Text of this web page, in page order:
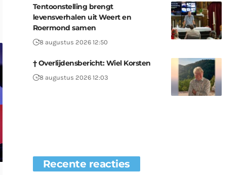
Tentoonstelling brengt
levensverhalen uit Weert en
Roermond samen
8 augustus 2026 12:50
† Overlijdensbericht: Wiel Korsten
8 augustus 2026 12:03
Recente reacties